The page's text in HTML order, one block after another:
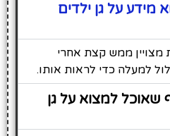
על גן ילדים
מצויין ממש קצת אחרי
למעלה כדי לראות אותו.
למצוא על גן